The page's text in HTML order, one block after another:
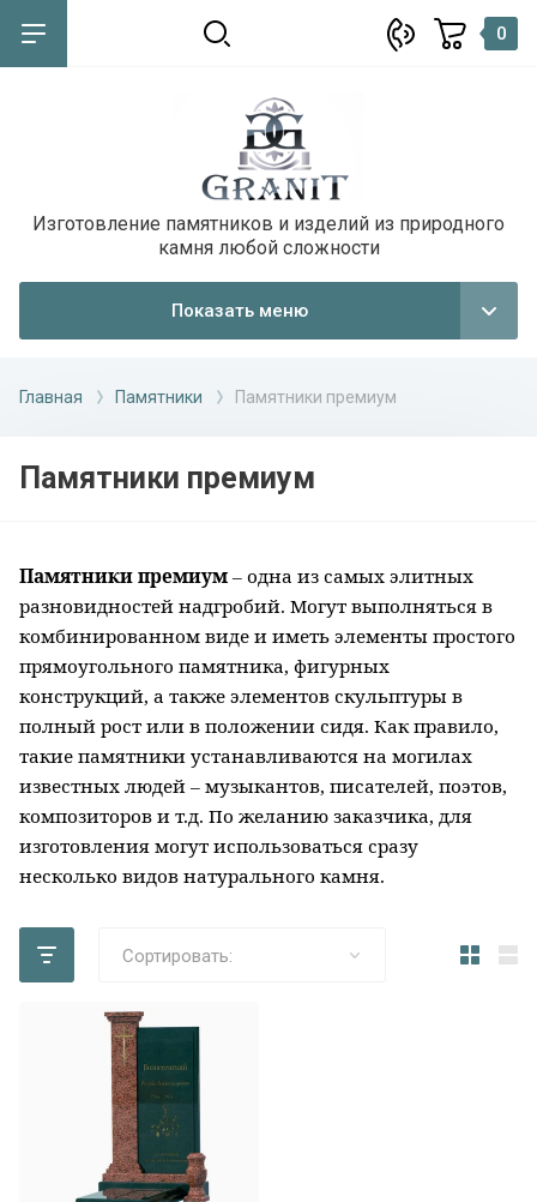
Отзывы
Гранит. Габбро-Диабаз или
Дымовский гранит
пироксенит
Возрождение гранит
Сюскюянсаари или «валаамский
Лезниковский гранит
Змеевик или серпентинит гранит
Лабрадорит гранит
Гранатовый гранит или
Калгуваара гранит
Коелга мрамор
Уфалей мрамор
0
Изготовление памятников и изделий из природного
камня любой сложности
Показать меню
Главная Памятники Памятники премиум
Памятники премиум
Памятники премиум – одна из самых элитных
разновидностей надгробий. Могут выполняться в
комбинированном виде и иметь элементы простого
прямоугольного памятника, фигурных
конструкций, а также элементов скульптуры в
полный рост или в положении сидя. Как правило,
такие памятники устанавливаются на могилах
известных людей – музыкантов, писателей, поэтов,
композиторов и т.д. По желанию заказчика, для
изготовления могут использоваться сразу
несколько видов натурального камня.
Сортировать: